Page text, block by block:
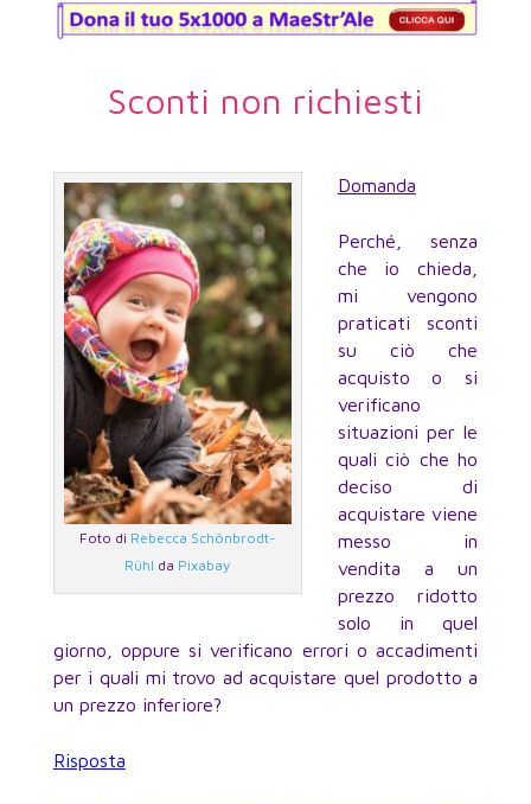
Sconti non richiesti
Foto di Rebecca Schönbrodt-
Rühl da Pixabay
Domanda
Perché, senza
che io chieda,
mi vengono
praticati sconti
su ciò che
acquisto o si
verificano
situazioni per le
quali ciò che ho
deciso di
acquistare viene
messo in
vendita a un
prezzo ridotto
solo in quel
giorno, oppure si verificano errori o accadimenti
per i quali mi trovo ad acquistare quel prodotto a
un prezzo inferiore?
Risposta